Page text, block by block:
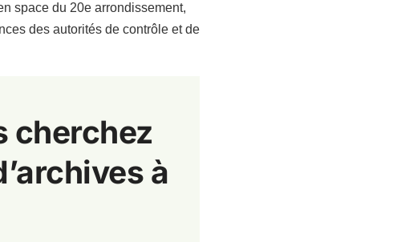
space du 20e arrondissement,
des autorités de contrôle et de
cherchez
à